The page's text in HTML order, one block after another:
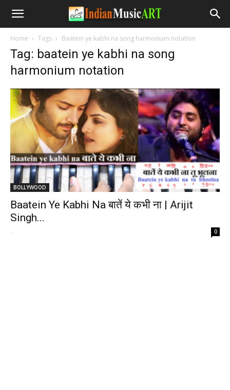
Home Tags Baatein ye kabhi na song harmonium notation
Tag: baatein ye kabhi na song
harmonium notation
BOLLYWOOD
Baatein Ye Kabhi Na बातें ये कभी ना | Arijit
Singh...
- 0